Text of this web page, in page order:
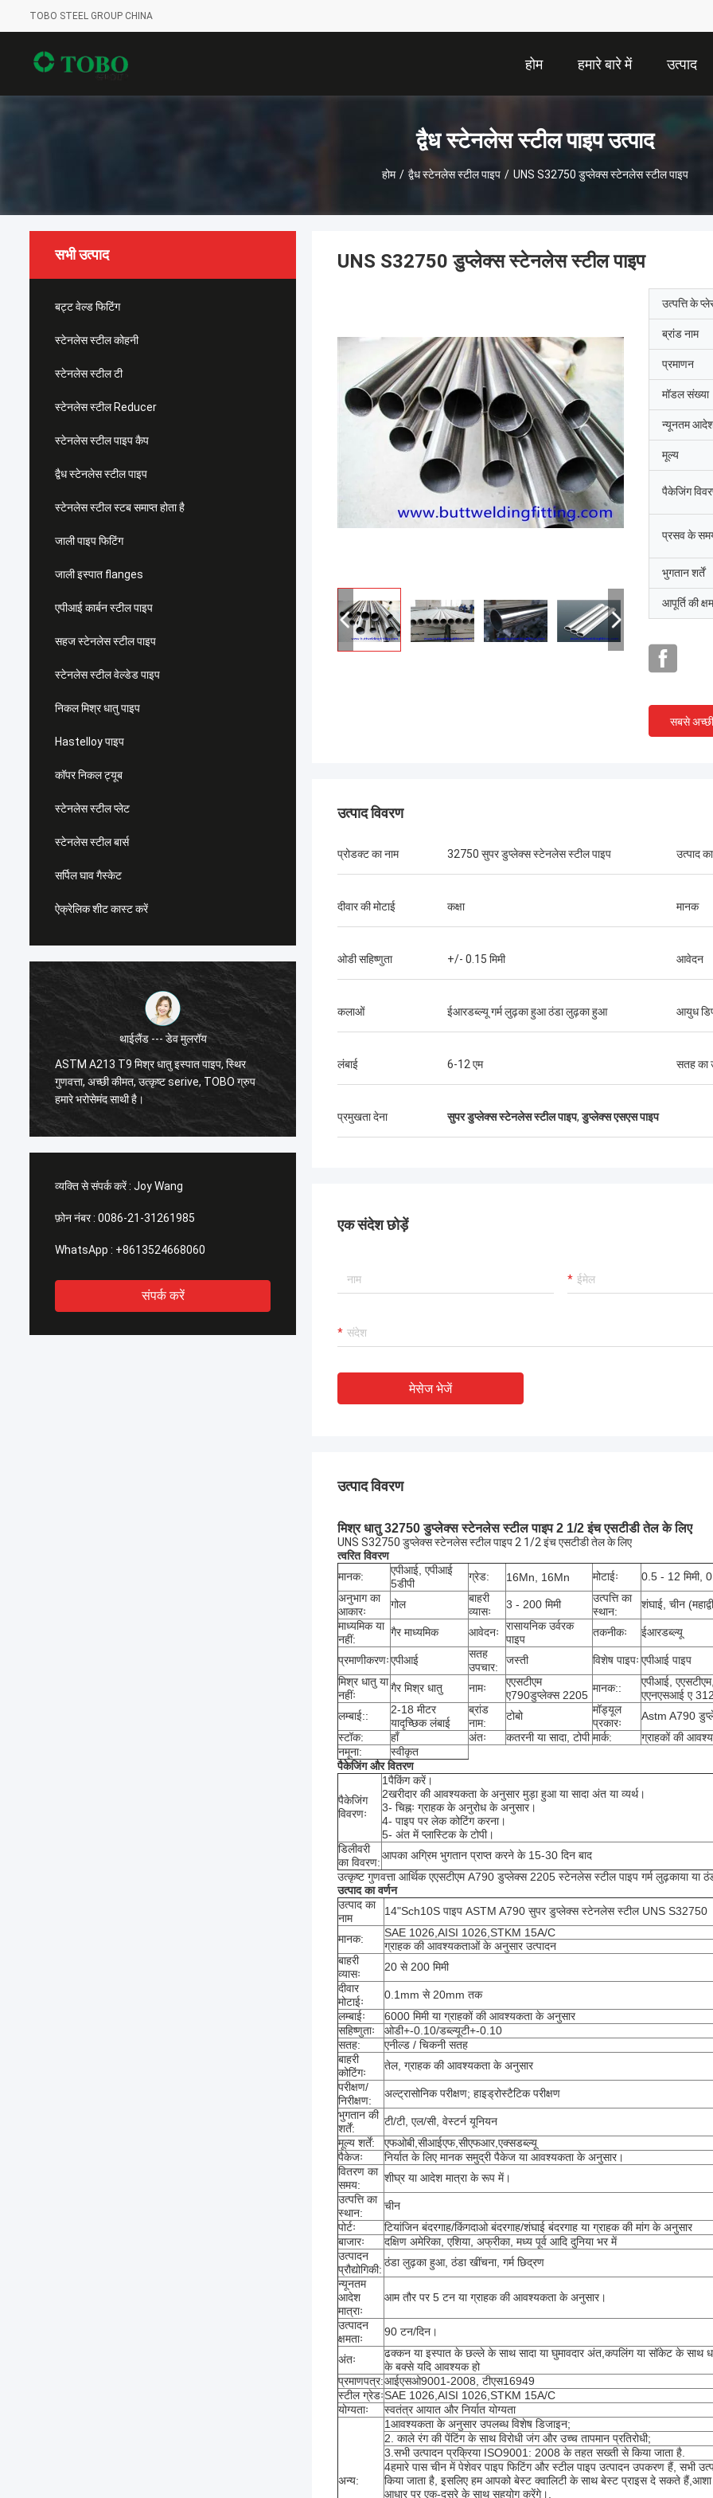
TOBO STEEL GROUP CHINA
होम हमारे बारे में उत्पाद
द्वैध स्टेनलेस स्टील पाइप उत्पाद
होम / द्वैध स्टेनलेस स्टील पाइप / UNS S32750 डुप्लेक्स स्टेनलेस स्टील पाइप
सभी उत्पाद
बट्ट वेल्ड फिटिंग
स्टेनलेस स्टील कोहनी
स्टेनलेस स्टील टी
स्टेनलेस स्टील Reducer
स्टेनलेस स्टील पाइप कैप
द्वैध स्टेनलेस स्टील पाइप
स्टेनलेस स्टील स्टब समाप्त होता है
जाली पाइप फिटिंग
जाली इस्पात flanges
एपीआई कार्बन स्टील पाइप
सहज स्टेनलेस स्टील पाइप
स्टेनलेस स्टील वेल्डेड पाइप
निकल मिश्र धातु पाइप
Hastelloy पाइप
कॉपर निकल ट्यूब
स्टेनलेस स्टील प्लेट
स्टेनलेस स्टील बार्स
सर्पिल घाव गैस्केट
ऐक्रेलिक शीट कास्ट करें
थाईलैंड --- डेव मुलरॉय
ASTM A213 T9 मिश्र धातु इस्पात पाइप, स्थिर
गुणवत्ता, अच्छी कीमत, उत्कृष्ट serive, TOBO ग्रुप
हमारे भरोसेमंद साथी है।
एएसटीएम A182 F55 सुपर डुप्लेक्स निकला हुआ किनारा,
अच्छी गुणवत्ता, हम इसे पसंद करते हैं! और समय में प्रसव
नवीनतम विक्रेता रेटिंग में,
व्यक्ति से संपर्क करें : Joy Wang
फ़ोन नंबर : 0086-21-31261985
WhatsApp : +8613524668060
संपर्क करें
UNS S32750 डुप्लेक्स स्टेनलेस स्टील पाइप
उत्पत्ति के
ब्रांड नाम
प्रमाणन
मॉडल संख्या
न्यूनतम आदेश
मूल्य
पैकेजिंग
प्रसव के
भुगतान शर्तें
आपूर्ति की
सबसे
उत्पाद विवरण
प्रोडक्ट का नाम 32750 सुपर डुप्लेक्स स्टेनलेस स्टील पाइप​ उत्पाद
दीवार की मोटाई कक्षा मानक
ओडी सहिष्णुता +/- 0.15 मिमी आवेदन
कलाओं ईआरडब्ल्यू गर्म लुढ़का हुआ ठंडा लुढ़का हुआ आयुध
लंबाई 6-12 एम सतह का
प्रमुखता देना सुपर डुप्लेक्स स्टेनलेस स्टील पाइप,डुप्लेक्स एसएस पाइप
एक संदेश छोड़ें
मेसेज भेजें
उत्पाद विवरण
मिश्र धातु 32750 डुप्लेक्स स्टेनलेस स्टील पाइप 2 1/2 इंच एसटीडी तेल के लिए
UNS S32750 डुप्लेक्स स्टेनलेस स्टील पाइप 2 1/2 इंच एसटीडी तेल के लिए
त्वरित विवरण
मानक:
एपीआई, एपीआई
5डीपी
ग्रेड: 16Mn, 16Mn मोटाईः
0.5 - 12 मिमी,
अनुभाग का
आकारः
गोल
बाहरी
व्यासः
3 - 200 मिमी
उत्पत्ति का
स्थान:
शंघाई, चीन
माध्यमिक या
नहीं:
गैर माध्यमिक आवेदनः
रासायनिक उर्वरक
पाइप
तकनीकः ईआरडब्ल्यू
प्रमाणीकरणःएपीआई
सतह
उपचार:
जस्ती विशेष पाइपः एपीआई पाइप
मिश्र धातु या
नहींः
गैर मिश्र धातु नामः
एएसटीएम
ए790डुप्लेक्स 2205
मानक::
एपीआई,
एएनएसआई ए
लम्बाई::
2-18 मीटर
यादृच्छिक लंबाई
ब्रांड
नाम:
टोबो
मॉड्यूल
प्रकारः
Astm A790
स्टॉक:
हाँ अंतः कतरनी या सादा, टोपी मार्क:
ग्राहकों की
नमूना:
स्वीकृत
पैकेजिंग और वितरण
पैकेजिंग
विवरणः
1पैकिंग करें।
2खरीदार की आवश्यकता के अनुसार मुड़ा हुआ या सादा अंत या व्यर्थ।
3- चिह्नः ग्राहक के अनुरोध के अनुसार।
4- पाइप पर लेक कोटिंग करना।
5- अंत में प्लास्टिक के टोपी।
डिलीवरी
का विवरण:
आपका अग्रिम भुगतान प्राप्त करने के 15-30 दिन बाद
उत्कृष्ट गुणवत्ता आर्थिक एएसटीएम A790 डुप्लेक्स 2205 स्टेनलेस स्टील पाइप गर्म लुढ़काया या
उत्पाद का वर्णन
उत्पाद का
नाम
14"Sch10S पाइप ASTM A790 सुपर डुप्लेक्स स्टेनलेस स्टील UNS S32750
मानक:
SAE 1026,AISI 1026,STKM 15A/C
ग्राहक की आवश्यकताओं के अनुसार उत्पादन
बाहरी
व्यासः
20 से 200 मिमी
दीवार
मोटाईः
0.1mm से 20mm तक
लम्बाईः
6000 मिमी या ग्राहकों की आवश्यकता के अनुसार
सहिष्णुताः
ओडी+-0.10/डब्ल्यूटी+-0.10
सतह:
एनील्ड / चिकनी सतह
बाहरी
कोटिंगः
तेल, ग्राहक की आवश्यकता के अनुसार
परीक्षण/
निरीक्षण:
अल्ट्रासोनिक परीक्षण; हाइड्रोस्टैटिक परीक्षण
भुगतान की
शर्तें:
टी/टी, एल/सी, वेस्टर्न यूनियन
मूल्य शर्तें:
एफओबी,सीआईएफ,सीएफआर,एक्सडब्ल्यू
पैकेजः
निर्यात के लिए मानक समुद्री पैकेज या आवश्यकता के अनुसार।
वितरण का
समय:
शीघ्र या आदेश मात्रा के रूप में।
उत्पत्ति का
स्थान:
चीन
पोर्टः
टियांजिन बंदरगाह/किंगदाओ बंदरगाह/शंघाई बंदरगाह या ग्राहक की मांग के अनुसार
बाजारः
दक्षिण अमेरिका, एशिया, अफ्रीका, मध्य पूर्व आदि दुनिया भर में
उत्पादन
प्रौद्योगिकी:
ठंडा लुढ़का हुआ, ठंडा खींचना, गर्म छिद्रण
न्यूनतम
आदेश
मात्राः
आम तौर पर 5 टन या ग्राहक की आवश्यकता के अनुसार।
उत्पादन
क्षमताः
90 टन/दिन।
अंतः
ढक्कन या इस्पात के छल्ले के साथ सादा या घुमावदार अंत,कपलिंग या सॉकेट के साथ
के बक्से यदि आवश्यक हो
प्रमाणपत्र:आईएसओ9001-2008, टीएस16949
स्टील ग्रेडःSAE 1026,AISI 1026,STKM 15A/C
योग्यताः
स्वतंत्र आयात और निर्यात योग्यता
अन्य:
1आवश्यकता के अनुसार उपलब्ध विशेष डिजाइन;
2. काले रंग की पेंटिंग के साथ विरोधी जंग और उच्च तापमान प्रतिरोधी;
3.सभी उत्पादन प्रक्रिया ISO9001: 2008 के तहत सख्ती से किया जाता है.
4हमारे पास चीन में पेशेवर पाइप फिटिंग और स्टील पाइप उत्पादन उपकरण हैं, सभी
किया जाता है, इसलिए हम आपको बेस्ट क्वालिटी के साथ बेस्ट प्राइस दे सकते
आधार पर एक-दूसरे के साथ सहयोग करेंगे।.